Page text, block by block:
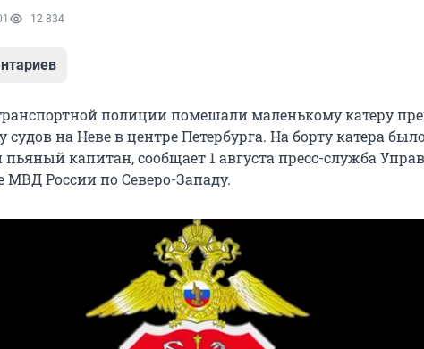
12 834
полиции помешали маленькому катеру
судов на Неве в центре Петербурга. На борту катера
капитан, сообщает 1 августа пресс-служба
МВД России по Северо-Западу.